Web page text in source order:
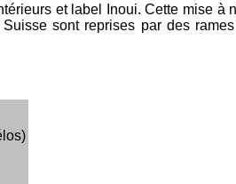
et label Inoui. Cette mise à
sont reprises par des